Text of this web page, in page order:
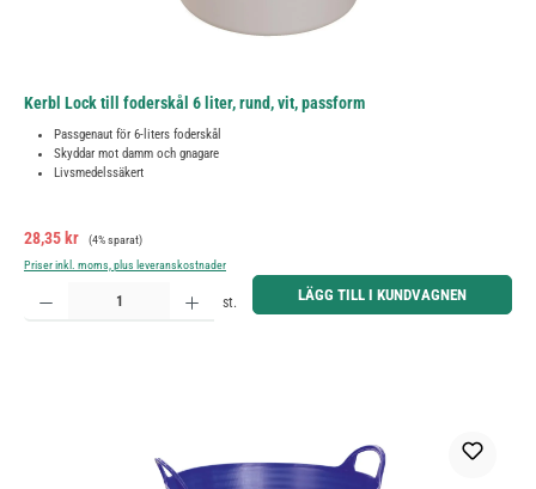
Kerbl Lock till foderskål 6 liter, rund, vit, passform
Passgenaut för 6-liters foderskål
Skyddar mot damm och gnagare
Livsmedelssäkert
Försäljningspris:
28,35 kr Ordinarie pris:
(4% sparat)
Priser inkl. moms, plus leveranskostnader
Produktkvantitet: Ange önskat belopp eller använd knapparna för att öka eller minska kvantiteten.
st. LÄGG TILL I KUNDVAGNEN